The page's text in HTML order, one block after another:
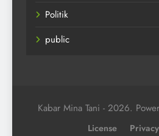
Politik
public
Kabar Mina Tani - 2026.
License